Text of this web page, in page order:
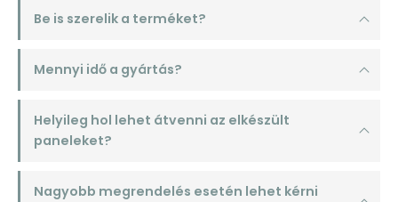
Be is szerelik a terméket?
Mennyi idő a gyártás?
Helyileg hol lehet átvenni az elkészült
paneleket?
Nagyobb megrendelés esetén lehet kérni